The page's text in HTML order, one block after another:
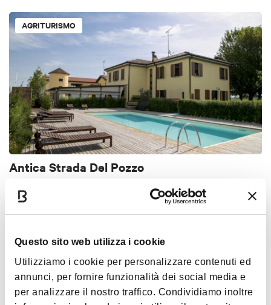
Questo sito web utilizza i cookie
Utilizziamo i cookie per personalizzare contenuti ed
annunci, per fornire funzionalità dei social media e
per analizzare il nostro traffico. Condividiamo inoltre
AGRITURISMO
Antica Strada Del Pozzo